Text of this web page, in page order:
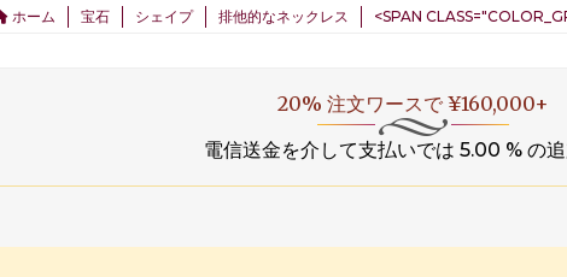
ホーム 宝石 シェイプ 排他的なネックレス <SPAN
20% 注文ワースで ¥160,000+
電信送金を介して支払いでは 5.00 % の